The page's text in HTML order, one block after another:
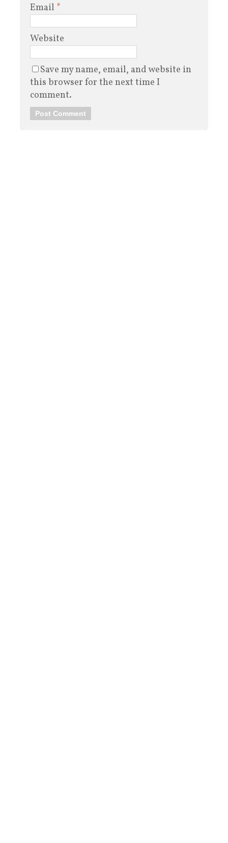
Email *
Website
Save my name, email, and website in
this browser for the next time I
comment.